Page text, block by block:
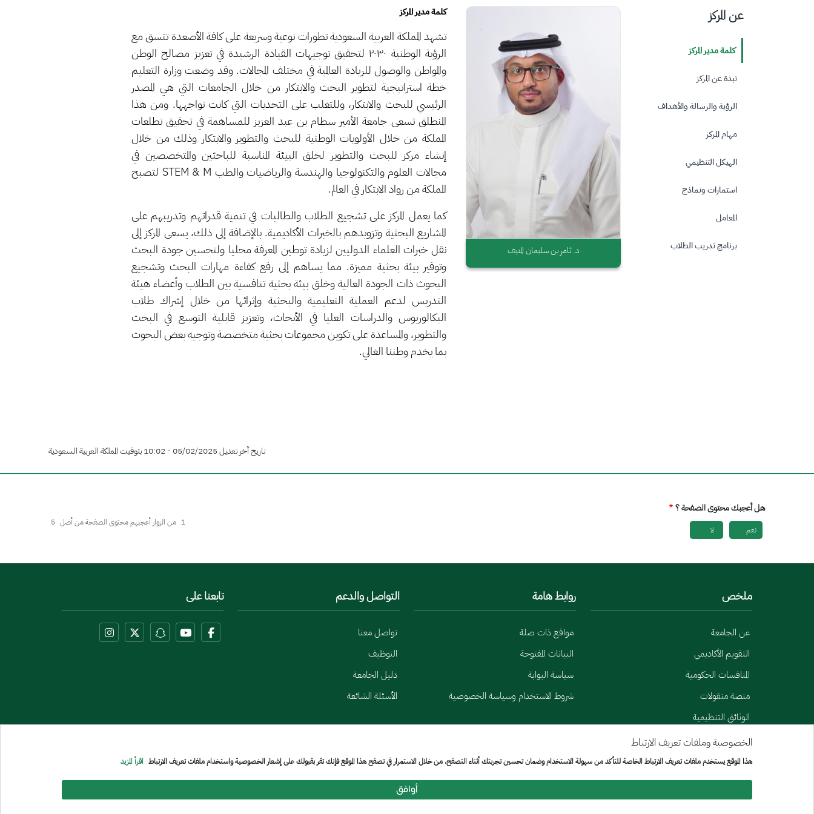
عن المركز
كلمة مدير المركز
نبذة عن المركز
الرؤية والرسالة والأهداف
مهام المركز
الهيكل التنظيمي
استمارات ونماذج
المعامل
برنامج تدريب الطلاب
كلمة مدير المركز
تشهد المملكة العربية السعودية تطورات نوعية وسريعة على كافة الأصعدة تتسق مع
الرؤية الوطنية ٢٠٣٠ لتحقيق توجيهات القيادة الرشيدة في تعزيز مصالح الوطن
والمواطن والوصول للريادة العالمية في مختلف المجالات. وقد وضعت وزارة التعليم
خطة استراتيجية لتطوير البحث والابتكار من خلال الجامعات التي هي المصدر
الرئيسي للبحث والابتكار، وللتغلب على التحديات التي كانت تواجهها. ومن هذا
المنطلق تسعى جامعة الأمير سطام بن عبد العزيز للمساهمة في تحقيق تطلعات
المملكة من خلال الأولويات الوطنية للبحث والتطوير والابتكار وذلك من خلال
إنشاء مركز للبحث والتطوير لخلق البيئة المناسبة للباحثين والمتخصصين في
مجالات العلوم والتكنولوجيا والهندسة والرياضيات والطب STEM & M لتصبح
المملكة من رواد الابتكار في العالم.
كما يعمل المركز على تشجيع الطلاب والطالبات في تنمية قدراتهم وتدريبهم على
المشاريع البحثية وتزويدهم بالخبرات الأكاديمية. بالإضافة إلى ذلك، يسعى المركز إلى
نقل خبرات العلماء الدوليين لزيادة توطين المعرفة محليا ولتحسين جودة البحث
وتوفير بيئة بحثية مميزة. مما يساهم إلى رفع كفاءة مهارات البحث وتشجيع
البحوث ذات الجودة العالية وخلق بيئة بحثية تنافسية بين الطلاب وأعضاء هيئة
التدريس لدعم العملية التعليمية والبحثية وإثرائها من خلال إشراك طلاب
البكالوريوس والدراسات العليا في الأبحاث، وتعزيز قابلية التوسع في البحث
والتطوير، والمساعدة على تكوين مجموعات بحثية متخصصة وتوجيه بعض البحوث
بما يخدم وطننا الغالي.
د. ثامر بن سليمان المنيف
تاريخ آخر تعديل 05/02/2025 - 10:02 بتوقيت المملكة العربية السعودية
هل أعجبك محتوى الصفحة ؟
نعم لا
1 من الزوار أعجبهم محتوى الصفحة من أصل 5
ملخص
عن الجامعة
التقويم الأكاديمي
المنافسات الحكومية
منصة منقولات
الوثائق التنظيمية
روابط هامة
مواقع ذات صلة
البيانات المفتوحة
سياسة البوابة
شروط الاستخدام وسياسة الخصوصية
التواصل والدعم
تواصل معنا
التوظيف
دليل الجامعة
الأسئلة الشائعة
تابعنا على
Menu Copyright
خريطة الموقع
تاريخ آخر تعديل:27/07/2026
الخصوصية وملفات تعريف الارتباط
هذا الموقع يستخدم ملفات تعريف الارتباط الخاصة للتأكد من سهولة الاستخدام وضمان تحسين تجربتك أثناء التصفح، من خلال الاستمرار في تصفح هذا الموقع فإنك تقر بقبولك على إشعار الخصوصية واستخدام ملفات تعريف الارتباط اقرأ المزيد
أوافق